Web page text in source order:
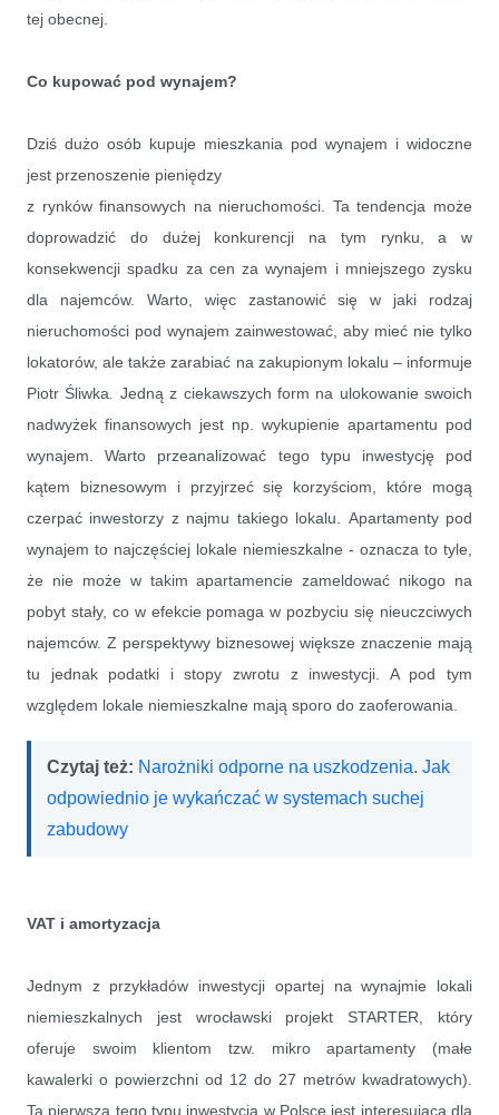
tej obecnej.
Co kupować pod wynajem?
Dziś dużo osób kupuje mieszkania pod wynajem i widoczne
jest przenoszenie pieniędzy
z rynków finansowych na nieruchomości. Ta tendencja może
doprowadzić do dużej konkurencji na tym rynku, a w
konsekwencji spadku za cen za wynajem i mniejszego zysku
dla najemców. Warto, więc zastanowić się w jaki rodzaj
nieruchomości pod wynajem zainwestować, aby mieć nie tylko
lokatorów, ale także zarabiać na zakupionym lokalu – informuje
Piotr Śliwka
Jedną z ciekawszych form na ulokowanie swoich
nadwyżek finansowych jest np. wykupienie apartamentu pod
wynajem. Warto przeanalizować tego typu inwestycję pod
kątem biznesowym i przyjrzeć się korzyściom, które mogą
czerpać inwestorzy z najmu takiego lokalu.
Apartamenty pod
wynajem to najczęściej lokale niemieszkalne - oznacza to tyle,
że nie może w takim apartamencie zameldować nikogo na
pobyt stały, co w efekcie pomaga w pozbyciu się nieuczciwych
najemców. Z perspektywy biznesowej większe znaczenie mają
tu jednak podatki i stopy zwrotu z inwestycji. A pod tym
względem lokale niemieszkalne mają sporo do zaoferowania.
Czytaj też: Narożniki odporne na uszkodzenia. Jak
odpowiednio je wykańczać w systemach suchej
zabudowy
VAT i amortyzacja
Jednym z przykładów inwestycji opartej na wynajmie lokali
niemieszkalnych jest wrocławski projekt STARTER, który
oferuje swoim klientom tzw. mikro apartamenty (małe
kawalerki o powierzchni od 12 do 27 metrów kwadratowych).
Ta pierwsza tego typu inwestycja w Polsce jest interesująca dla